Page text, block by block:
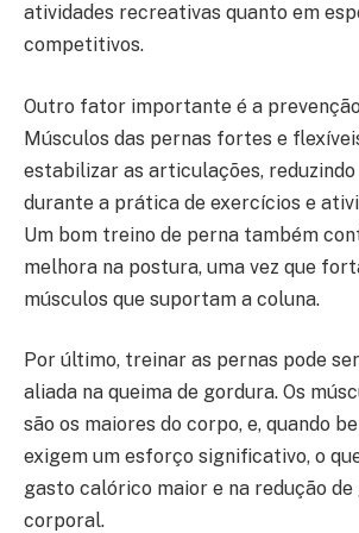
atividades recreativas quanto em
competitivos.
Outro fator importante é a
Músculos das pernas fortes e
estabilizar as articulações, reduzindo
durante a prática de exercícios e
Um bom treino de perna também
melhora na postura, uma vez que
músculos que suportam a coluna.
Por último, treinar as pernas pode
aliada na queima de gordura. Os
são os maiores do corpo, e, quando
exigem um esforço significativo, o
gasto calórico maior e na redução
corporal.